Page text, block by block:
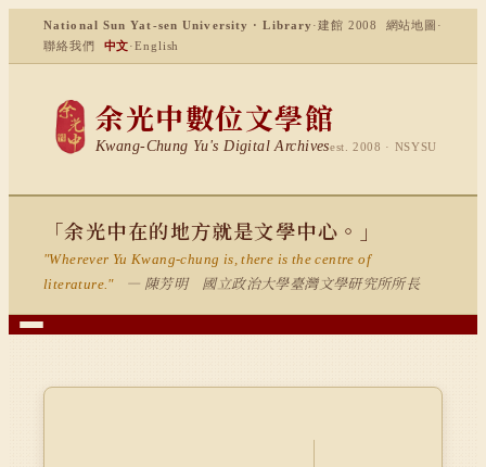
National Sun Yat-sen University · Library ·建館 2008 網站地圖 ·
聯絡我們
中文·English
余光中數位文學館
Kwang-Chung Yu's Digital Archivesest. 2008 · NSYSU
「余光中在的地方就是文學中心。」
"Wherever Yu Kwang-chung is, there is the centre of
literature."
— 陳芳明 國立政治大學臺灣文學研究所所長